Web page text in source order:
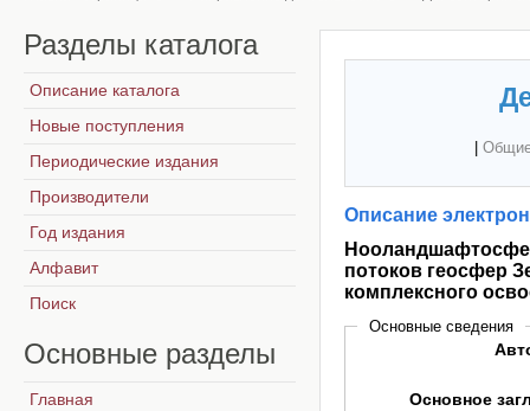
Описание
потоков геосфер
комплексного
Основные сведения
Основное
Разделы каталога
Описание каталога
Новые поступления
Периодические издания
Производители
Год издания
Алфавит
Поиск
Основные разделы
Главная